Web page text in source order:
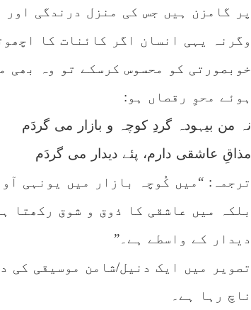
پر گامزن ہیں جس کی منزل درندگی اور
وگرنہ یہی انسان اگر کائنات کا
خوبصورتی کو محسوس کرسکے تو وہ بھی
ہوئے محوِ رقصاں ہو:
نہ من بیہودہ گردِ کوچہ و بازار می گردَم
مذاقِ عاشقی دارم، پئے دیدار می گردَم
​ترجمہ: “میں کُوچہ بازار میں یونہی
بلکہ میں عاشقی کا ذوق و شوق رکھتا
دیدار کے واسطے ہے۔”
تصویر میں ایک دنیل/شامن موسیقی کی
ناچ رہا ہے۔